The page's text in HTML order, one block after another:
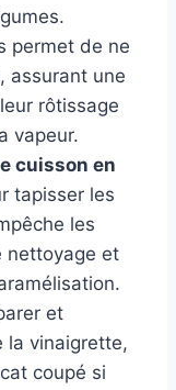
permet de ne
assurant une
rôtissage
vapeur.
cuisson en
tapisser les
les
nettoyage et
et
la vinaigrette,
coupé si